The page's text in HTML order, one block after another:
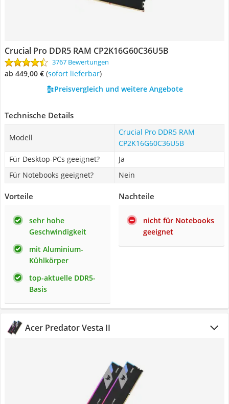
Crucial Pro DDR5 RAM CP2K16G60C36U5B
3767 Bewertungen
ab 449,00 € ( Sofort lieferbar)
Preisvergleich und weitere Angebote
Technische Details
Modell
Crucial Pro DDR5 RAM
CP2K16G60C36U5B
Für Desktop-PCs geeignet?
Ja
Für Notebooks geeignet?
Nein
Vorteile
sehr hohe
Geschwindigkeit
mit Aluminium-
Kühlkörper
top-aktuelle DDR5-
Basis
Nachteile
nicht für Notebooks
geeignet
Acer Predator Vesta II